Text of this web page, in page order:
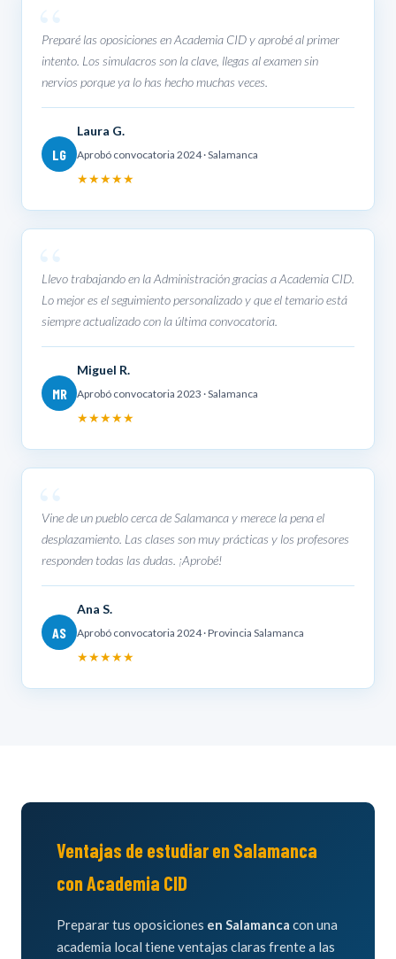
Preparé las oposiciones en Academia CID y aprobé al primer
intento. Los simulacros son la clave, llegas al examen sin
nervios porque ya lo has hecho muchas veces.
LG
Laura G.
Aprobó convocatoria 2024 · Salamanca
★★★★★
Llevo trabajando en la Administración gracias a Academia CID.
Lo mejor es el seguimiento personalizado y que el temario está
siempre actualizado con la última convocatoria.
MR
Miguel R.
Aprobó convocatoria 2023 · Salamanca
★★★★★
Vine de un pueblo cerca de Salamanca y merece la pena el
desplazamiento. Las clases son muy prácticas y los profesores
responden todas las dudas. ¡Aprobé!
AS
Ana S.
Aprobó convocatoria 2024 · Provincia Salamanca
★★★★★
Ventajas de estudiar en Salamanca
con Academia CID
Preparar tus oposiciones en Salamanca con una
academia local tiene ventajas claras frente a las